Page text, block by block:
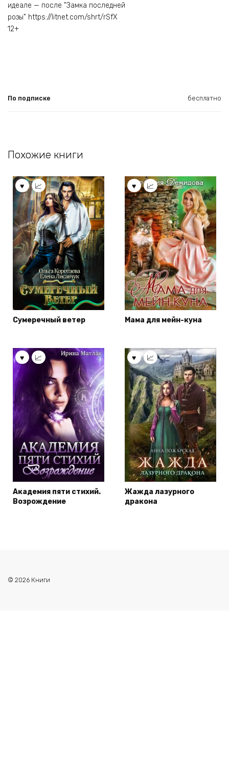
идеале — после "Замка последней
розы" https://litnet.com/shrt/rSfX
12+
По подписке бесплатно
Похожие книги
Сумеречный ветер Мама для мейн-куна
Академия пяти стихий.
Возрождение
Жажда лазурного
дракона
© 2026 Книги